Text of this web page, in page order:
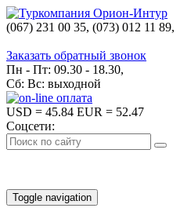
(067) 231 00 35, (073) 012 11 89,
Заказать обратный звонок
Пн - Пт: 09.30 - 18.30,
Сб: Вс: выходной
USD = 45.84 EUR = 52.47
Соцсети:
Toggle navigation